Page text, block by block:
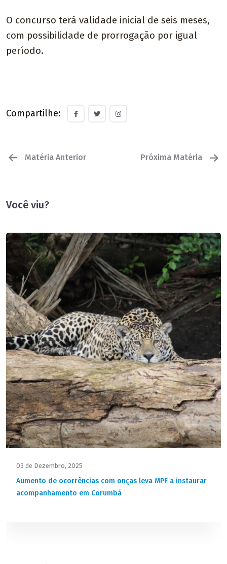
O concurso terá validade inicial de seis meses,
com possibilidade de prorrogação por igual
período.
Compartilhe:
Matéria Anterior Próxima Matéria
Você viu?
03 de Dezembro, 2025
Aumento de ocorrências com onças leva MPF a instaurar
acompanhamento em Corumbá